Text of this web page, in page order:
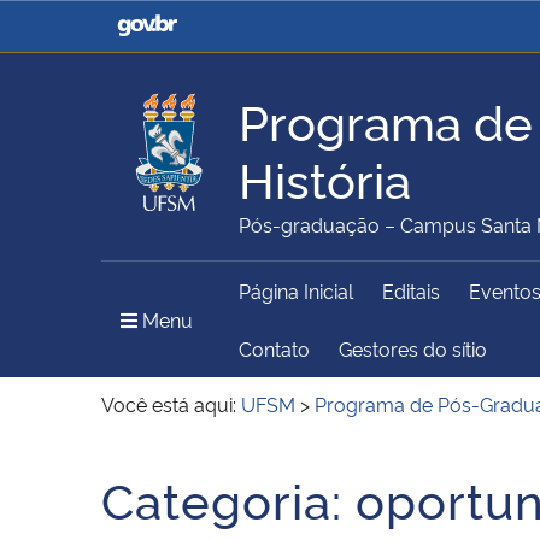
Casa Civil
Ministério da Justiça e
Ministério da Agricultura,
Pecuária e Abastecimento
Ministério da Educação
Secretaria de Governo
Gabinete de Segurança
Programa
História
Pós-graduação – Campus Santa
Menu
Página Inicial Editais Eventos
Contato Gestores do sítio
Você está aqui: UFSM > Programa de Pós-
Categoria: